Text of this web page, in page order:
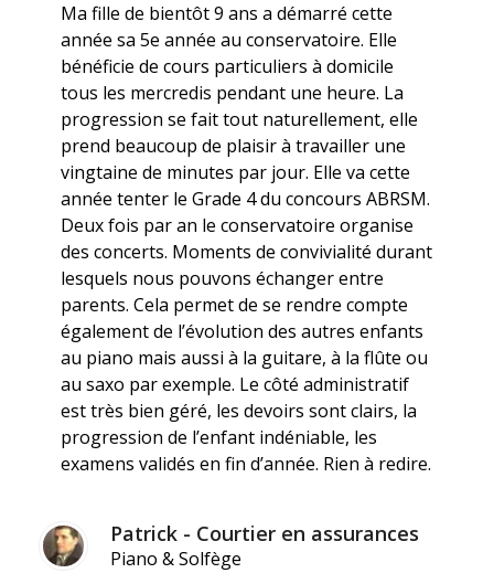
Ma fille de bientôt 9 ans a démarré cette
année sa 5e année au conservatoire. Elle
bénéficie de cours particuliers à domicile
tous les mercredis pendant une heure. La
progression se fait tout naturellement, elle
prend beaucoup de plaisir à travailler une
vingtaine de minutes par jour. Elle va cette
année tenter le Grade 4 du concours ABRSM.
Deux fois par an le conservatoire organise
des concerts. Moments de convivialité durant
lesquels nous pouvons échanger entre
parents. Cela permet de se rendre compte
également de l’évolution des autres enfants
au piano mais aussi à la guitare, à la flûte ou
au saxo par exemple. Le côté administratif
est très bien géré, les devoirs sont clairs, la
progression de l’enfant indéniable, les
examens validés en fin d’année. Rien à redire.
Patrick - Courtier en assurances
Piano & Solfège